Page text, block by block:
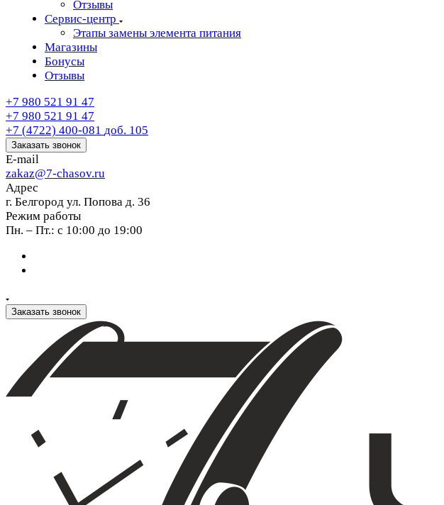
Отзывы
Сервис-центр
Этапы замены элемента питания
Магазины
Бонусы
Отзывы
+7 980 521 91 47
+7 980 521 91 47
+7 (4722) 400-081 доб. 105
Заказать звонок
E-mail
zakaz@7-chasov.ru
Адрес
г. Белгород ул. Попова д. 36
Режим работы
Пн. – Пт.: с 10:00 до 19:00
Заказать звонок